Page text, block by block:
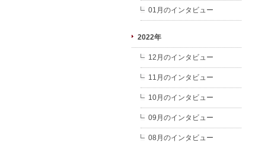
01月のインタビュー
2022年
12月のインタビュー
11月のインタビュー
10月のインタビュー
09月のインタビュー
08月のインタビュー